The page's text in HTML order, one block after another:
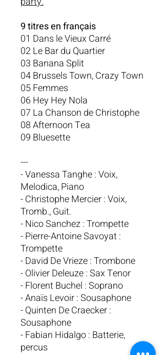
9 titres en français
01 Dans le Vieux Carré
02 Le Bar du Quartier
03 Banana Split
04 Brussels Town, Crazy Town
05 Femmes
06 Hey Hey Nola
07 La Chanson de Christophe
08 Afternoon Tea
09 Bluesette
---
- Vanessa Tanghe : Voix,
Melodica, Piano
- Christophe Mercier : Voix,
Tromb., Guit.
- Nico Sanchez : Trompette
- Pierre-Antoine Savoyat :
Trompette
- David De Vrieze : Trombone
- Olivier Deleuze : Sax Tenor
- Florent Buchel : Soprano
- Anaïs Levoir : Sousaphone
- Quinten De Craecker :
Sousaphone
- Fabian Hidalgo : Batterie,
percus